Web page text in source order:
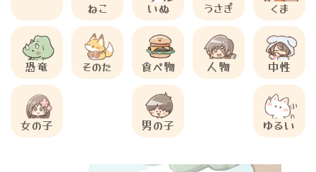
ねこ
いぬ うさぎ くま
恐竜 そのた 食べ物 人物 中性
女の子 男の子 ゆるい